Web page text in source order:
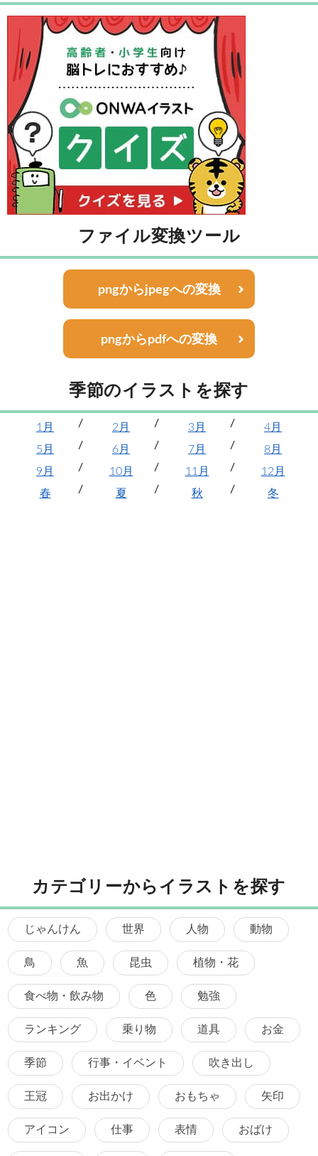
ファイル変換ツール
pngからjpegへの変換
pngからpdfへの変換
季節のイラストを探す
1月 2月 3月
4月
5月
6月 7月
8月
9月
10月 11月
12月
春
夏 秋 冬
カテゴリーからイラストを探す
じゃんけん 世界 人物 動物
鳥 魚 昆虫 植物・花
食べ物・飲み物 色 勉強
ランキング 乗り物 道具 お金
季節 行事・イベント 吹き出し
王冠 お出かけ おもちゃ 矢印
アイコン 仕事 表情 おばけ